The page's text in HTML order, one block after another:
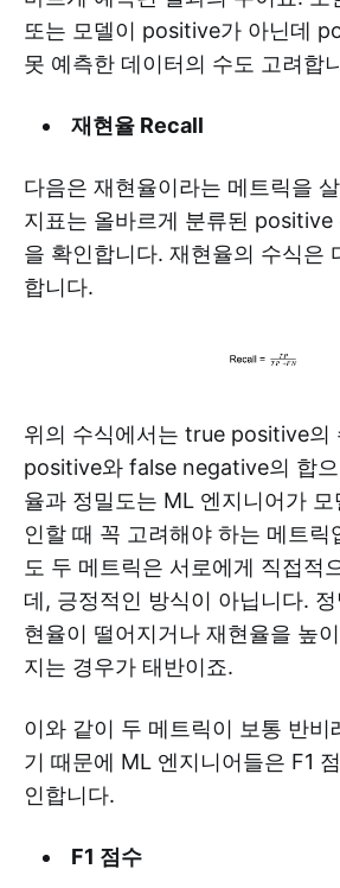
또는 모델이 positive가 아닌데
못 예측한 데이터의 수도 고려합
재현율 Recall
다음은 재현율이라는 메트릭을
지표는 올바르게 분류된 positive
을 확인합니다. 재현율의 수식은
합니다.
위의 수식에서는 true positive의
positive와 false negative의 합으
율과 정밀도는 ML 엔지니어가
인할 때 꼭 고려해야 하는 메트릭
도 두 메트릭은 서로에게 직접적
데, 긍정적인 방식이 아닙니다.
현율이 떨어지거나 재현율을 높
지는 경우가 태반이죠.
이와 같이 두 메트릭이 보통 반비
기 때문에 ML 엔지니어들은 F1
인합니다.
F1 점수